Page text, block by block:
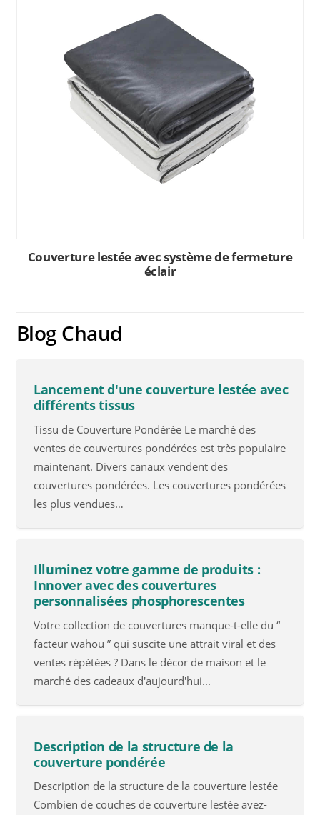
Couverture lestée avec système de fermeture
éclair
Blog Chaud
Lancement d'une couverture lestée avec
différents tissus
Tissu de Couverture Pondérée Le marché des
ventes de couvertures pondérées est très populaire
maintenant. Divers canaux vendent des
couvertures pondérées. Les couvertures pondérées
les plus vendues…
Illuminez votre gamme de produits :
Innover avec des couvertures
personnalisées phosphorescentes
Votre collection de couvertures manque-t-elle du “
facteur wahou ” qui suscite une attrait viral et des
ventes répétées ? Dans le décor de maison et le
marché des cadeaux d'aujourd'hui...
Description de la structure de la
couverture pondérée
Description de la structure de la couverture lestée
Combien de couches de couverture lestée avez-